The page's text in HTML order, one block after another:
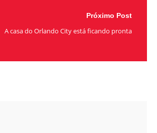
Próximo Post
A casa do Orlando City está ficando pronta